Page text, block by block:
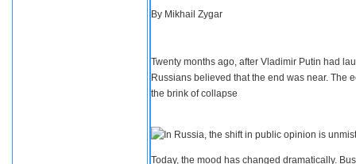
By Mikhail Zygar
Twenty months ago, after Vladimir Putin had
Russians believed that the end was near. The
the brink of collapse
Today, the mood has changed dramatically.